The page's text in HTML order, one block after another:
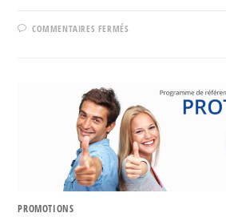
COMMENTAIRES FERMÉS
PROMOTIONS